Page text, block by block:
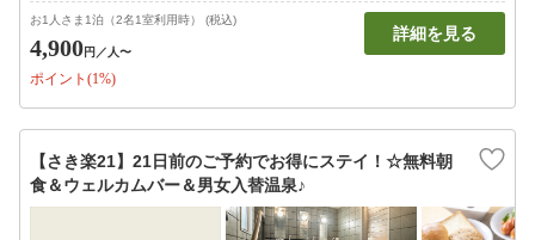
お1人さま1泊（2名1室利用時） (税込)
4,900円 ／人〜
ポイント(1%)
詳細を見る
【さき楽21】21日前のご予約でお得にステイ！☆無料朝
食＆ウェルカムバー＆男女入替温泉♪